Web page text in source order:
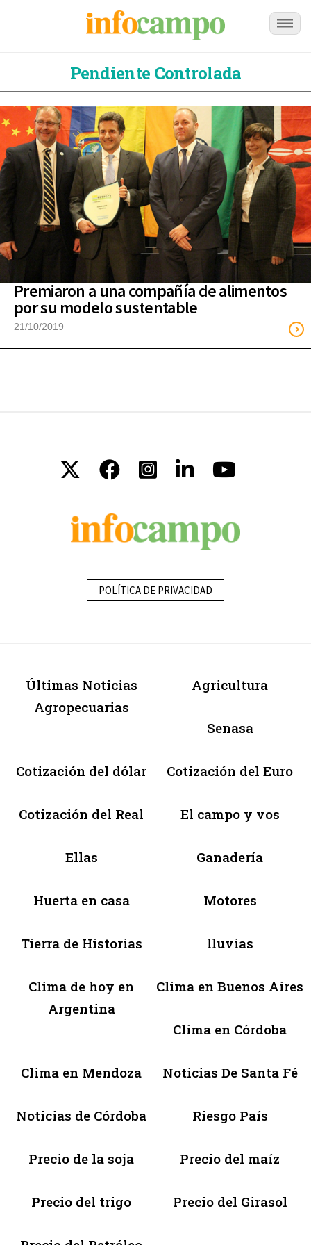
Pendiente Controlada
Premiaron a una compañía de alimentos
por su modelo sustentable
21/10/2019
POLÍTICA DE PRIVACIDAD
Últimas Noticias
Agropecuarias
Agricultura
Senasa
Cotización del dólar Cotización del Euro
Cotización del Real El campo y vos
Ellas Ganadería
Huerta en casa Motores
Tierra de Historias lluvias
Clima de hoy en
Argentina
Clima en Buenos Aires
Clima en Córdoba
Clima en Mendoza Noticias De Santa Fé
Noticias de Córdoba Riesgo País
Precio de la soja Precio del maíz
Precio del trigo Precio del Girasol